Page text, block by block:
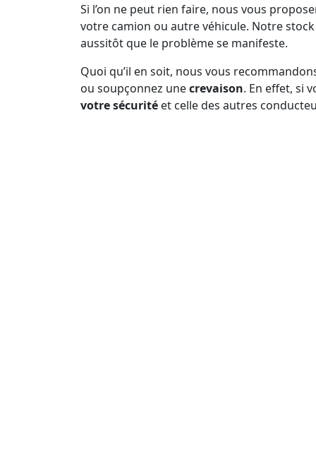
Si l’on ne peut rien faire, nous vous
votre camion ou autre véhicule. Notre
aussitôt que le problème se manifeste.
Quoi qu’il en soit, nous vous
ou soupçonnez unecrevaison. En effet, si
votre sécurité et celle des autres